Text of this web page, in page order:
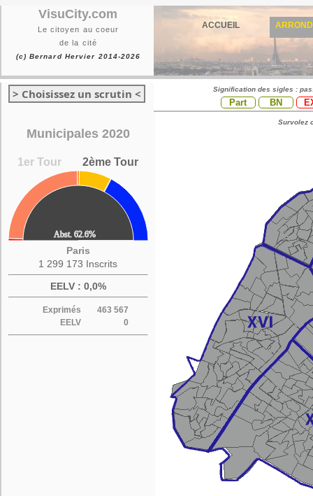
VisuCity.com
Le citoyen au coeur
de la cité
(c) Bernard Hervier 2014-2026
ACCUEIL
> Choisissez un scrutin <
Municipales 2020
1er Tour 2ème Tour
Paris
1 299 173 Inscrits
EELV : 0,0%
Exprimés
463 567
EELV
0
Signification des sigles :
Part BN
Survolez